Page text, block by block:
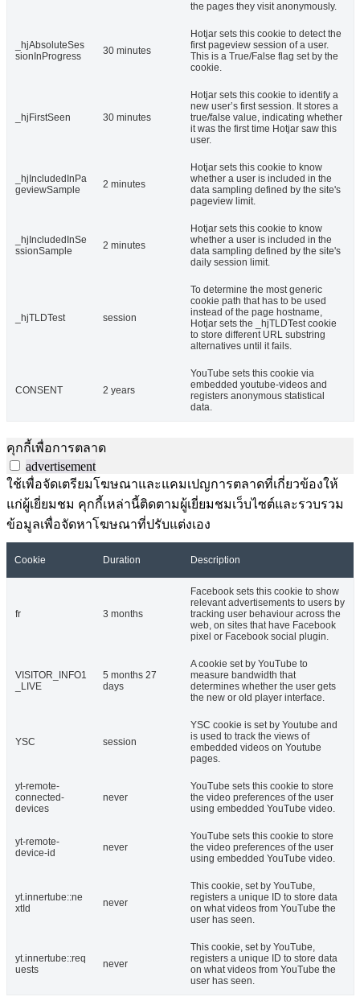
the pages they visit anonymously.
_hjAbsoluteSes
sionInProgress
30 minutes
Hotjar sets this cookie to detect the
first pageview session of a user.
This is a True/False flag set by the
cookie.
_hjFirstSeen 30 minutes
Hotjar sets this cookie to identify a
new user’s first session. It stores a
true/false value, indicating whether
it was the first time Hotjar saw this
user.
_hjIncludedInPa
geviewSample
2 minutes
Hotjar sets this cookie to know
whether a user is included in the
data sampling defined by the site's
pageview limit.
_hjIncludedInSe
ssionSample
2 minutes
Hotjar sets this cookie to know
whether a user is included in the
data sampling defined by the site's
daily session limit.
_hjTLDTest session
To determine the most generic
cookie path that has to be used
instead of the page hostname,
Hotjar sets the _hjTLDTest cookie
to store different URL substring
alternatives until it fails.
CONSENT 2 years
YouTube sets this cookie via
embedded youtube-videos and
registers anonymous statistical
data.
คุกกี้เพื่อการตลาด
advertisement
ใช้เพื่อจัดเตรียมโฆษณาและแคมเปญการตลาดที่เกี่ยวข้องให้
แก่ผู้เยี่ยมชม คุกกี้เหล่านี้ติดตามผู้เยี่ยมชมเว็บไซต์และรวบรวม
ข้อมูลเพื่อจัดหาโฆษณาที่ปรับแต่งเอง
Cookie Duration Description
fr 3 months
Facebook sets this cookie to show
relevant advertisements to users by
tracking user behaviour across the
web, on sites that have Facebook
pixel or Facebook social plugin.
VISITOR_INFO1
_LIVE
5 months 27
days
A cookie set by YouTube to
measure bandwidth that
determines whether the user gets
the new or old player interface.
YSC session
YSC cookie is set by Youtube and
is used to track the views of
embedded videos on Youtube
pages.
yt-remote-
connected-
devices
never
YouTube sets this cookie to store
the video preferences of the user
using embedded YouTube video.
yt-remote-
device-id
never
YouTube sets this cookie to store
the video preferences of the user
using embedded YouTube video.
yt.innertube::ne
xtId
never
This cookie, set by YouTube,
registers a unique ID to store data
on what videos from YouTube the
user has seen.
yt.innertube::req
uests
never
This cookie, set by YouTube,
registers a unique ID to store data
on what videos from YouTube the
user has seen.